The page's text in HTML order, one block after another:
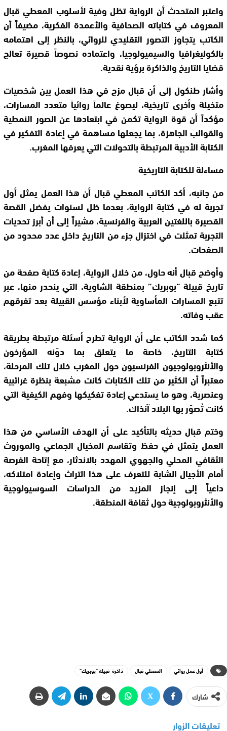
واعتبر المتحدث أن الرواية تظل وفية لأسلوب المعطي قبال
المعروف في كتاباته الصحافية والأعمدة الفكرية، مضيفاً أن
الكاتب يتجاوز التصور التقليدي للروائي، بالنظر إلى اهتمامه
بالكوليغرافيا والسيميولوجيا، واعتماده نصوصاً قصيرة تعالج
قضايا التاريخ والذاكرة برؤية نقدية.
وأشار طنكول إلى أن قبال مزج في هذا العمل بين شخصيات
متخيلة وأخرى تاريخية، ليصوغ عالماً روائياً متعدد المسارات،
مؤكداً أن قوة الرواية تكمن في ابتعادها عن الصور النمطية
والقوالب الجاهزة، بما يجعلها مساهمة في إعادة التفكير في
الكتابة الأدبية المرتبطة بالتحولات التي يعرفها المغرب.
مساءلة للكتابة التاريخية
من جانبه، أكد الكاتب المعطي قبال أن هذا العمل يمثل أول
تجربة له في كتابة الرواية، بعدما ظل لسنوات يفضل القصة
القصيرة باللغتين العربية والفرنسية، مشيراً إلى أن أبرز تحديات
التجربة تمثلت في اختزال جزء من التاريخ داخل عدد محدود من
الصفحات.
وأوضح قبال أنه حاول، من خلال الرواية، إعادة كتابة صفحة من
تاريخ قبيلة “بوبريك” بمنطقة الشاوية، التي ينحدر منها، عبر
تتبع المسارات المأساوية لأبناء مؤسس القبيلة بعد تفرقهم
عقب وفاته.
كما شدد الكاتب على أن الرواية تطرح أسئلة مرتبطة بطريقة
كتابة التاريخ، خاصة ما يتعلق بما دوّنه المؤرخون
والأنثروبولوجيون الفرنسيون حول المغرب خلال تلك المرحلة،
معتبراً أن الكثير من تلك الكتابات كانت مشبعة بنظرة غرائبية
وعنصرية، وهو ما يستدعي إعادة تفكيكها وفهم الكيفية التي
كانت تُصوَّر بها البلاد آنذاك.
وختم قبال حديثه بالتأكيد على أن الهدف الأساسي من هذا
العمل يتمثل في حفظ وتقاسم المخيال الجماعي والموروث
الثقافي المحلي والجهوي المهدد بالاندثار، مع إتاحة الفرصة
أمام الأجيال الشابة للتعرف على هذا التراث وإعادة امتلاكه،
داعياً إلى إنجاز المزيد من الدراسات السوسيولوجية
والأنثروبولوجية حول ثقافة المنطقة.
أول عمل روائي المعطي قبال ذاكرة قبيلة “بوبريك”
شارك
تعليقات الزوار